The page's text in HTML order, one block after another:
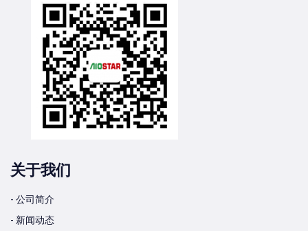
关于我们
- 公司简介
- 新闻动态